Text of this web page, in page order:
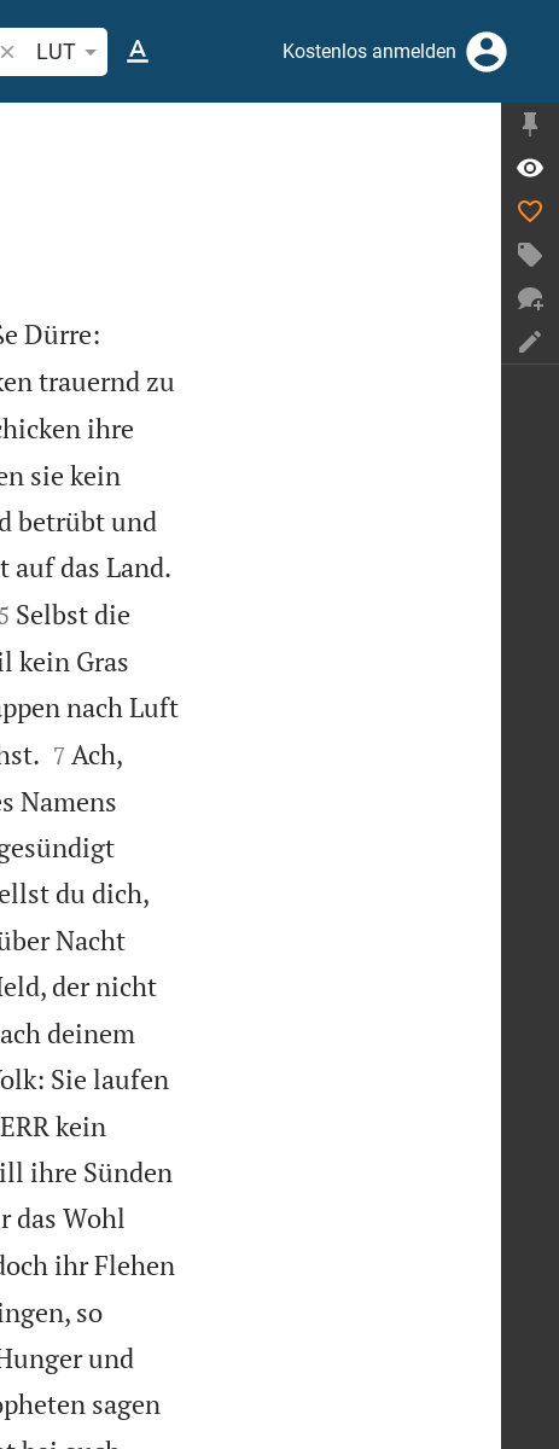
Bibelstelle oder Begriff suchen
LUT Kostenlos anmelden
Dürre:
trauernd zu
ihre
sie kein
betrübt und
auf das Land.

5 Selbst die
kein Gras
nach Luft

7 Ach,
Namens
du dich,
Nacht
der nicht
deinem
Sie laufen
kein
ihre Sünden
das Wohl
ihr Flehen
so
und
sagen